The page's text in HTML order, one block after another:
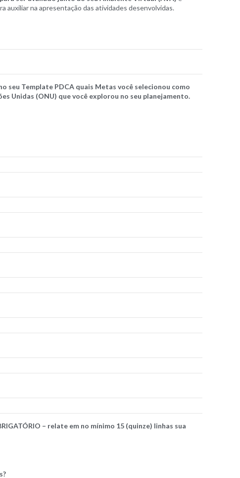
auxiliar na apresentação das atividades desenvolvidas.
seu Template PDCA quais Metas você selecionou como
Unidas (ONU) que você explorou no seu planejamento.
– relate em no mínimo 15 (quinze) linhas sua